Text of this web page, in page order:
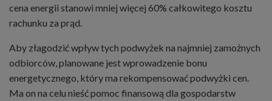
cena energii stanowi mniej więcej 60% całkowitego kosztu
rachunku za prąd.
Aby złagodzić wpływ tych podwyżek na najmniej zamożnych
odbiorców, planowane jest wprowadzenie bonu
energetycznego, który ma rekompensować podwyżki cen.
Ma on na celu nieść pomoc finansową dla gospodarstw